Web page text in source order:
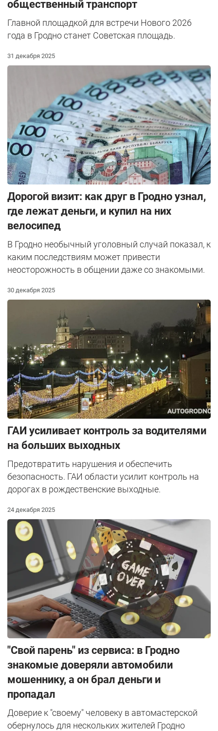
общественный транспорт
Главной площадкой для встречи Нового 2026
года в Гродно станет Советская площадь.
31 декабря 2025
Дорогой визит: как друг в Гродно узнал,
где лежат деньги, и купил на них
велосипед
В Гродно необычный уголовный случай показал, к
каким последствиям может привести
неосторожность в общении даже со знакомыми.
30 декабря 2025
ГАИ усиливает контроль за водителями
на больших выходных
Предотвратить нарушения и обеспечить
безопасность. ГАИ области усилит контроль на
дорогах в рождественские выходные.
24 декабря 2025
"Свой парень" из сервиса: в Гродно
знакомые доверяли автомобили
мошеннику, а он брал деньги и
пропадал
Доверие к "своему" человеку в автомастерской
обернулось для нескольких жителей Гродно